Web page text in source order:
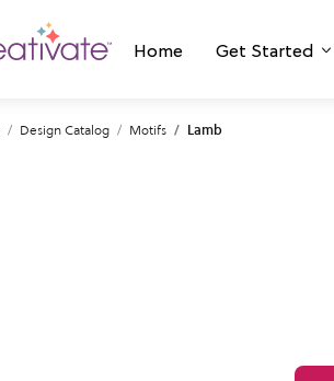
Home Get Started
Design Catalog Motifs Lamb